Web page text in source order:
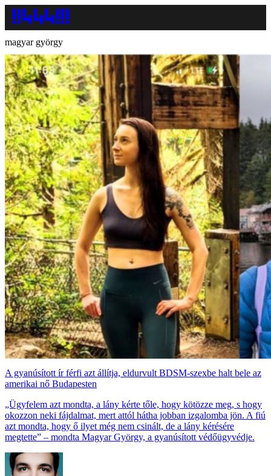
magyar györgy
A gyanúsított ír férfi azt állítja, eldurvult BDSM-szexbe halt bele az
amerikai nő Budapesten
„Ügyfelem azt mondta, a lány kérte tőle, hogy kötözze meg, s hogy
okozzon neki fájdalmat, mert attól hátha jobban izgalomba jön. A fiú
azt mondta, hogy ő ilyet még nem csinált, de a lány kérésére
megtette” – mondta Magyar György, a gyanúsított védőügyvédje.